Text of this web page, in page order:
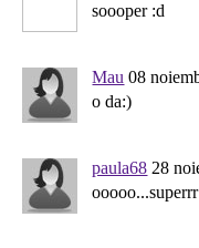
soooper :d
Mau 08
o da:)
paula68 28